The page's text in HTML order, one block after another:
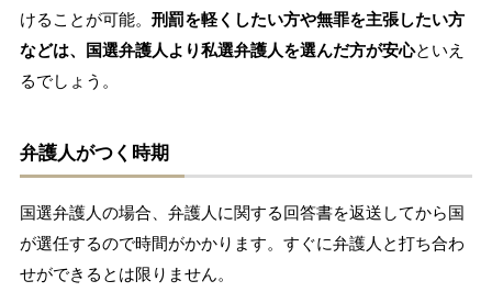
けることが可能。 刑罰を軽くしたい方や無罪を主張したい方
などは、国選弁護人より私選弁護人を選んだ方が安心といえ
るでしょう。
弁護人がつく時期
国選弁護人の場合、弁護人に関する回答書を返送してから国
が選任するので時間がかかります。すぐに弁護人と打ち合わ
せができるとは限りません。